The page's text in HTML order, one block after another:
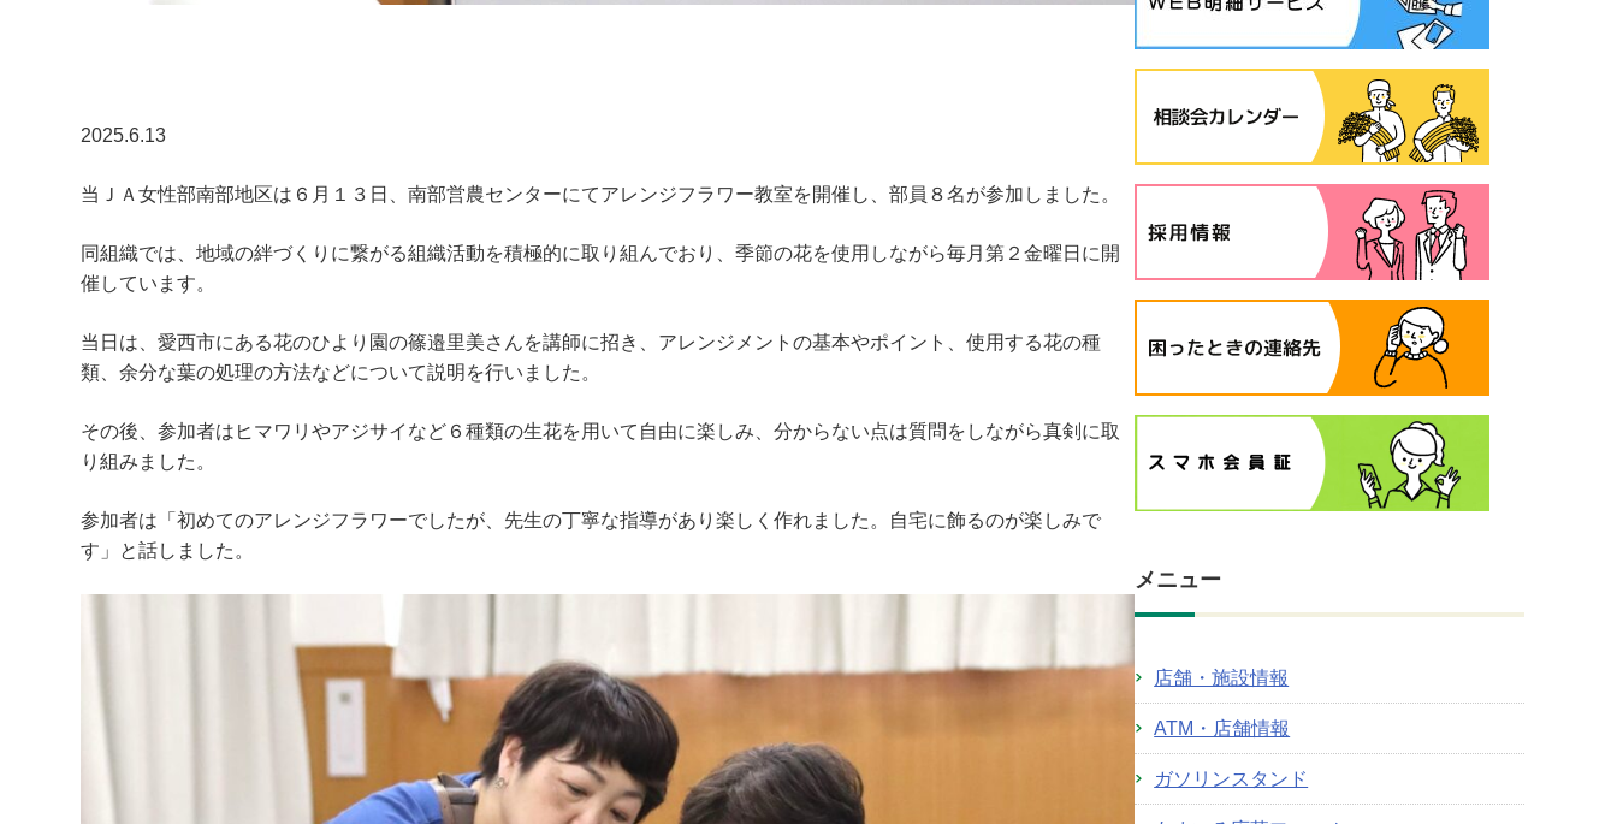
2025.6.13
当ＪＡ女性部南部地区は６月１３日、南部営農センターにてアレンジフラワー教室を開催し、部員８名が参加しました。
同組織では、地域の絆づくりに繋がる組織活動を積極的に取り組んでおり、季節の花を使用しながら毎月第２金曜日に開
催しています。
当日は、愛西市にある花のひより園の篠邉里美さんを講師に招き、アレンジメントの基本やポイント、使用する花の種
類、余分な葉の処理の方法などについて説明を行いました。
その後、参加者はヒマワリやアジサイなど６種類の生花を用いて自由に楽しみ、分からない点は質問をしながら真剣に取
り組みました。
参加者は「初めてのアレンジフラワーでしたが、先生の丁寧な指導があり楽しく作れました。自宅に飾るのが楽しみで
す」と話しました。
メニュー
店舗・施設情報
ATM・店舗情報
ガソリンスタンド